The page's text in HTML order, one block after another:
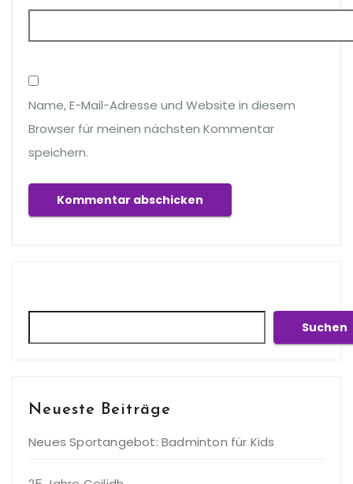
Name, E-Mail-Adresse und Website in diesem
Browser für meinen nächsten Kommentar
speichern.
Suchen
Neueste Beiträge
Neues Sportangebot: Badminton für Kids